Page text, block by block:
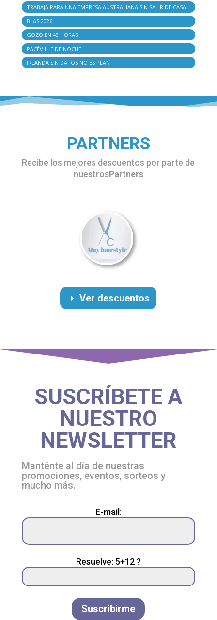
TRABAJA PARA UNA EMPRESA AUSTRALIANA SIN SALIR DE CASA
BLAS 2026
GOZO EN 48 HORAS
PACÉVILLE DE NOCHE
IRLANDA SIN DATOS NO ES PLAN
PARTNERS
Recibe los mejores descuentos por parte de
nuestrosPartners
Ver descuentos
SUSCRÍBETE A
NUESTRO
NEWSLETTER
Manténte al día de nuestras
promociones, eventos, sorteos y
mucho más.
leave
this
field
E-mail:
Resuelve: 5+12 ?
Suscribirme